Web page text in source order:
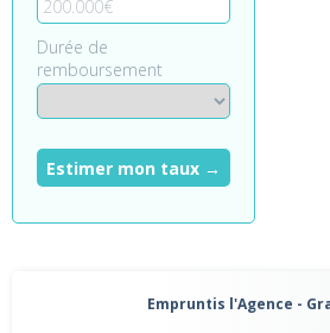
Durée de
remboursement
Estimer mon taux →
Empruntis l'Agence -